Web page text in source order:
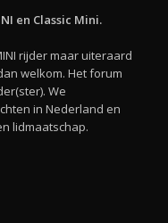
en Classic Mini.
rijder maar uiteraard
welkom. Het forum
We
in Nederland en
lidmaatschap.